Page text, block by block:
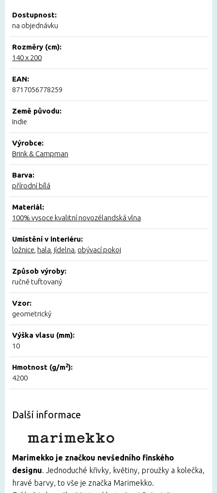
Dostupnost:
na objednávku
Rozměry (cm):
140 x 200
EAN:
8717056778259
Země původu:
Indie
Výrobce:
Brink & Campman
Barva:
přírodní bílá
Materiál:
100% vysoce kvalitní novozélandská vlna
Umístění v interiéru:
ložnice hala jídelna obývací pokoj
Způsob výroby:
ručně tuftovaný
Vzor:
geometrický
Výška vlasu (mm):
10
Hmotnost (g/m2):
4200
Další informace
Marimekko je značkou nevšedního finského
designu. Jednoduché křivky, květiny, proužky a kolečka,
hravé barvy, to vše je značka Marimekko.